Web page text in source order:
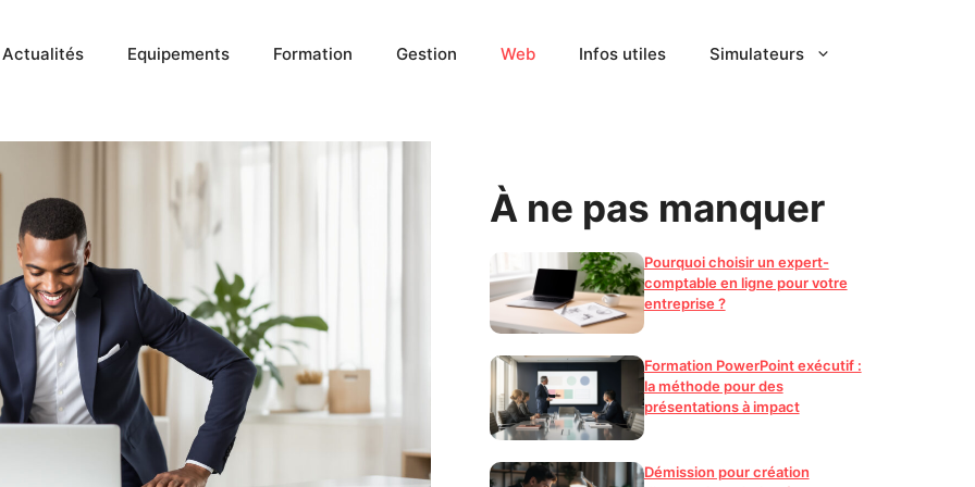
Actualités Equipements Formation Gestion Web Infos utiles Simulateurs
À ne pas manquer
Pourquoi choisir un expert-
comptable en ligne pour votre
entreprise ?
Formation PowerPoint exécutif :
la méthode pour des
présentations à impact
Démission pour création